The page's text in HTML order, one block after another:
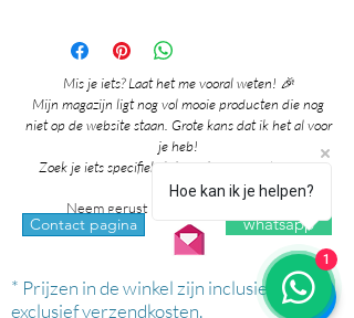
Mis je iets? Laat het me vooral weten! 🎉
Mijn magazijn ligt nog vol mooie producten die nog
niet op de website staan. Grote kans dat ik het al voor
je heb!
Zoek je iets specifieks? Ik denk graag met je mee!
Neem gerust contact met me op via:
Contact pagina whatsapp
* Prijzen in de winkel zijn inclusief btw en
exclusief verzendkosten.
Hoe kan ik je helpen?
1